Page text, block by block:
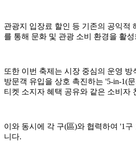
관광지 입장료 할인 등 기존의 공익적
를 통해 문화 및 관광 소비 환경을 활
또한 이번 축제는 시장 중심의 운영
방문객 유입을 상호 촉진하는 '5-in-1(
티켓 소지자 혜택 공유와 같은 소비자
이와 동시에 각 구(區)와 협력하여 '1구
니다.